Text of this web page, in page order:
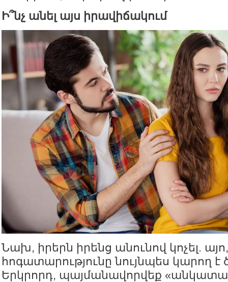
Ի՞նչ անել այս իրավիճակում
Նախ, իրերն իրենց անունով կոչել. այո,
հոգատարությունը նույնպես կարող է
Երկրորդ, պայմանավորվեք «անկատար